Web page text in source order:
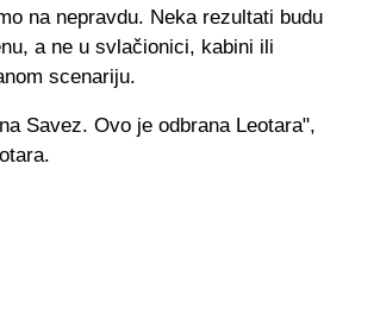
na nepravdu. Neka rezultati budu
a ne u svlačionici, kabini ili
scenariju.
Savez. Ovo je odbrana Leotara",